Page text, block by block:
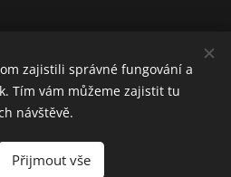
Webnode
zajistili správné fungování a
Tím vám můžeme zajistit tu
návštěvě.
Přijmout vše